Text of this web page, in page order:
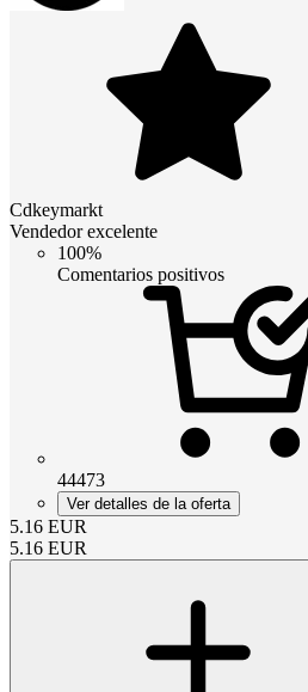
Cdkeymarkt
Vendedor excelente
100%
Comentarios positivos
44473
Ver detalles de la oferta
5.16 EUR
5.16 EUR